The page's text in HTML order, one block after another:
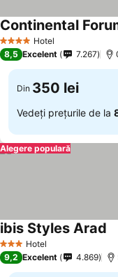
4 Stele Hotel
Continental
8,5 Excelent 7.267
Din 350 lei
Vedeți prețurile de la
Alegere populară
3 SteleHotel
ibis Styles Arad
9,2 Excelent 4.869